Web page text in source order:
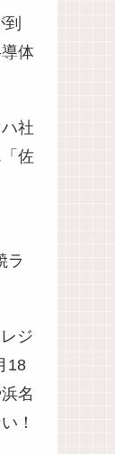
体
社
佐
ラ
ジ
18
名
！